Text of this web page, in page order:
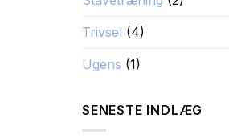
Trivsel (4)
Ugens (1)
SENESTE INDLÆG